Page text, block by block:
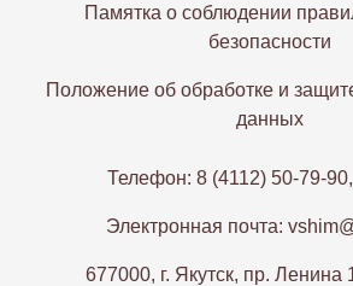
Памятка о соблюдении
безопасности
Положение об обработке и
данных
Телефон: 8 (4112) 50-79-
Электронная почта:
677000, г. Якутск, пр. Ленина